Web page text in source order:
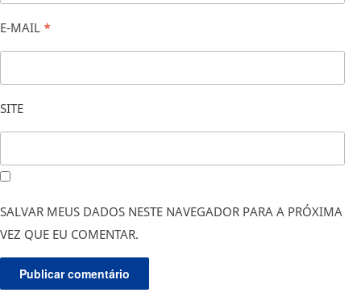
E-MAIL *
SITE
SALVAR MEUS DADOS NESTE NAVEGADOR PARA A PRÓXIMA
VEZ QUE EU COMENTAR.